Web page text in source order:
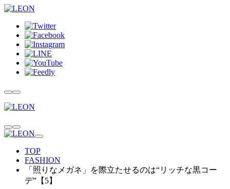
TOP
FASHION
「照りなメガネ」を際立たせるのは“リッチな黒コー
デ”【5】